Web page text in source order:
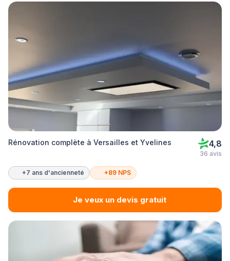
Rénovation complète à Versailles et Yvelines 4,8
36 avis
+7 ans d'ancienneté +89 NPS
Je veux un devis gratuit